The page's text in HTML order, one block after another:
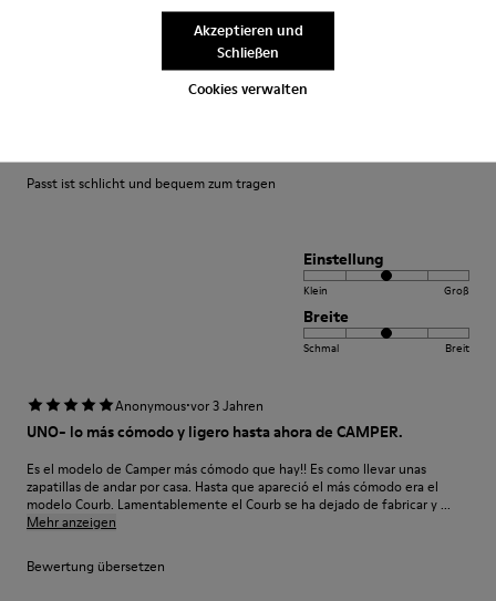
Cookies verwalten
Akzeptieren und
Schließen
Passt ist schlicht und bequem zum tragen
Einstellung
Klein Groß
Breite
Schmal Breit
Anonymous·vor 3 Jahren
UNO- lo más cómodo y ligero hasta ahora de CAMPER.
Es el modelo de Camper más cómodo que hay!! Es como llevar unas
zapatillas de andar por casa. Hasta que apareció el más cómodo era el
modelo Courb. Lamentablemente el Courb se ha dejado de fabricar y ...
Mehr anzeigen
Bewertung übersetzen